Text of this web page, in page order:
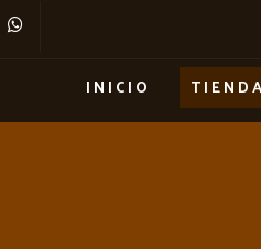
INICIO